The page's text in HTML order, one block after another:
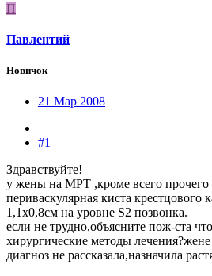
П
Павлентий
Новичок
21 Мар 2008
#1
Здравствуйте!
у жены на МРТ ,кроме всего прочего
периваскулярная киста крестцового
1,1х0,8см на уровне S2 позвонка.
если не трудно,объясните пож-ста
хирургические методы
диагноз не рассказала,назначила